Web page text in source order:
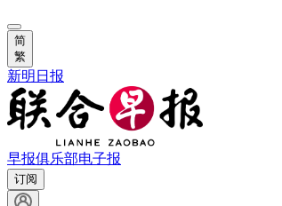
简
繁
新明日报
早报俱乐部电子报
订阅